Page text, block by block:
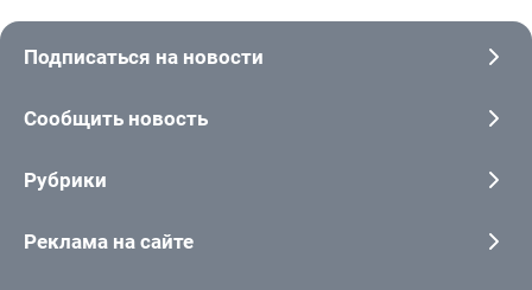
Подписаться на новости
Сообщить новость
Рубрики
Реклама на сайте